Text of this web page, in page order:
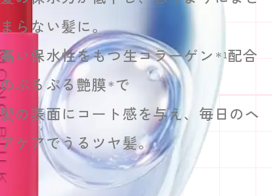
まらない髪に。
高い保水性をもつ生コラーゲン ＊1 配合
のぷるぷる艶膜 ＊ で
髪の表面にコート感を与え、 毎日のヘ
アケアでうるツヤ髪。